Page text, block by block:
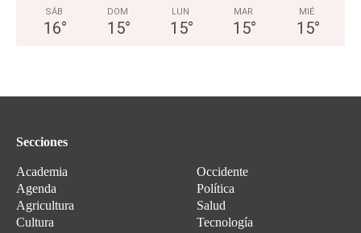
SÁB
16°
DOM
15°
LUN
15°
MAR
15°
MIÉ
15°
Secciones
Academia
Agenda
Agricultura
Cultura
Occidente
Política
Salud
Tecnología